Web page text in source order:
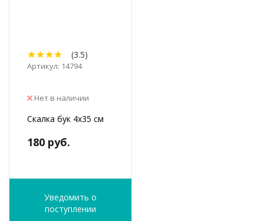
(3.5)
Артикул: 14794
Нет в наличии
Скалка бук 4х35 см
180 руб.
Уведомить о
поступлении